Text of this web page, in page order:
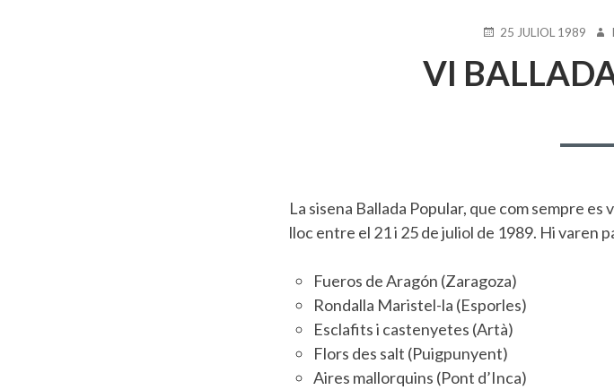
PUBLICAT
25 JULIOL 1989
VI
La sisena Ballada Popular, que com sempre es
lloc entre el 21 i 25 de juliol de 1989. Hi varen
Fueros de Aragón (Zaragoza)
Rondalla Maristel-la (Esporles)
Esclafits i castenyetes (Artà)
Flors des salt (Puigpunyent)
Aires mallorquins (Pont d’Inca)